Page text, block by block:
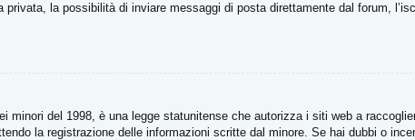
privata, la possibilità di inviare messaggi di posta direttamente dal forum,
minori del 1998, è una legge statunitense che autorizza i siti web a
la registrazione delle informazioni scritte dal minore. Se hai dubbi o